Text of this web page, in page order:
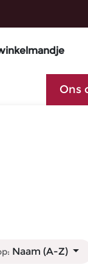
Ons
Naam (A-Z)